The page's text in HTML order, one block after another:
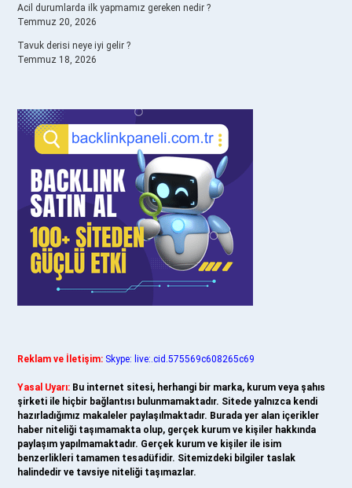
Acil durumlarda ilk yapmamız gereken nedir ?
Temmuz 20, 2026
Tavuk derisi neye iyi gelir ?
Temmuz 18, 2026
Reklam ve İletişim: Skype: live:.cid.575569c608265c69
Yasal Uyarı: Bu internet sitesi, herhangi bir marka, kurum veya şahıs
şirketi ile hiçbir bağlantısı bulunmamaktadır. Sitede yalnızca kendi
hazırladığımız makaleler paylaşılmaktadır. Burada yer alan içerikler
haber niteliği taşımamakta olup, gerçek kurum ve kişiler hakkında
paylaşım yapılmamaktadır. Gerçek kurum ve kişiler ile isim
benzerlikleri tamamen tesadüfidir. Sitemizdeki bilgiler taslak
halindedir ve tavsiye niteliği taşımazlar.